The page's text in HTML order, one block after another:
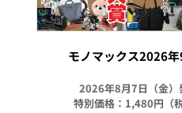
モノマックス2026
2026年8月7日（金）
特別価格：1,480円（税